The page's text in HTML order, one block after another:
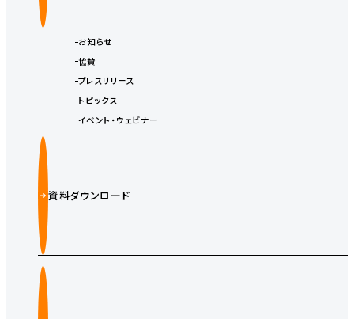
お知らせ
協賛
プレスリリース
トピックス
イベント・ウェビナー
資料ダウンロード